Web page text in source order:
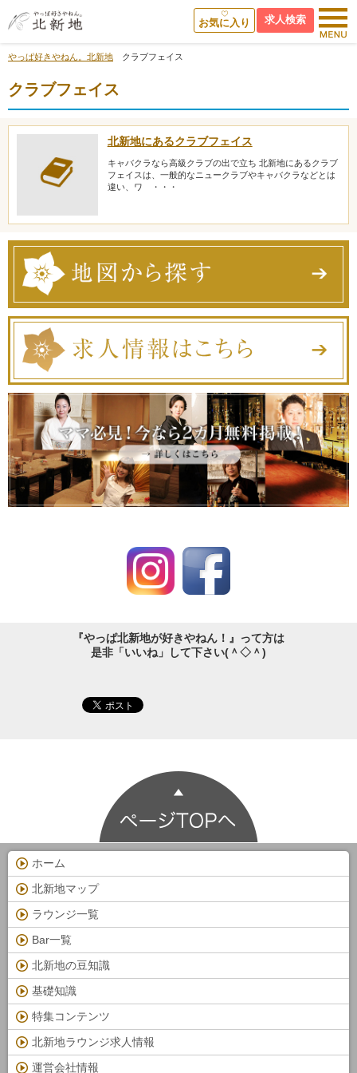
求人検索
お気に入り
やっぱ好きやねん。北新地 クラブフェイス
クラブフェイス
北新地にあるクラブフェイス
キャバクラなら高級クラブの出で立ち 北新地にあるクラブ
フェイスは、一般的なニュークラブやキャバクラなどとは
違い、ワ ・・・
『やっぱ北新地が好きやねん！』って方は
是非「いいね」して下さい(＾◇＾)
ホーム
北新地マップ
ラウンジ一覧
Bar一覧
北新地の豆知識
基礎知識
特集コンテンツ
北新地ラウンジ求人情報
運営会社情報